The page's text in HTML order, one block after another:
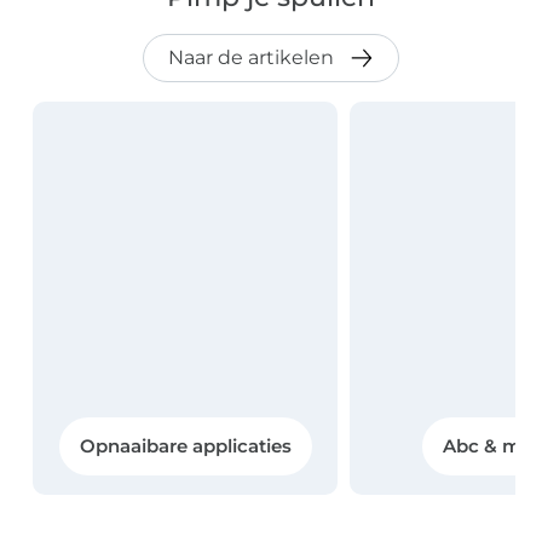
Opnaaibare applicaties Abc &